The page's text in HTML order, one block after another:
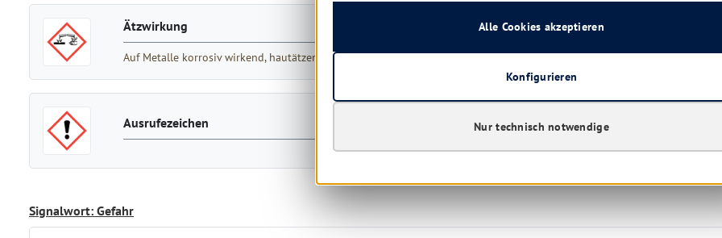
Ätzwirkung
Auf Metalle korrosiv wirkend, hautätzend, schwere Augenschädigung
Ausrufezeichen
Signalwort: Gefahr
Nur technisch notwendige
Konfigurieren
Alle Cookies akzeptieren